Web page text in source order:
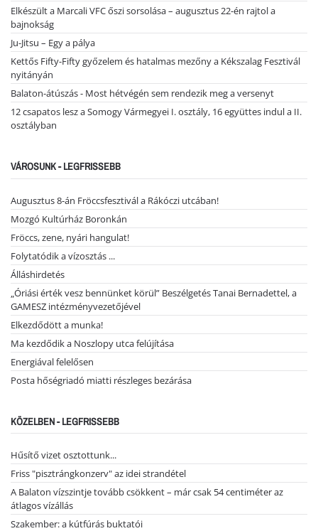
Elkészült a Marcali VFC őszi sorsolása – augusztus 22-én rajtol a
bajnokság
Ju-Jitsu – Egy a pálya
Kettős Fifty-Fifty győzelem és hatalmas mezőny a Kékszalag Fesztivál
nyitányán
Balaton-átúszás - Most hétvégén sem rendezik meg a versenyt
12 csapatos lesz a Somogy Vármegyei I. osztály, 16 együttes indul a II.
osztályban
VÁROSUNK - LEGFRISSEBB
Augusztus 8-án Fröccsfesztivál a Rákóczi utcában!
Mozgó Kultúrház Boronkán
Fröccs, zene, nyári hangulat!
Folytatódik a vízosztás ...
Álláshirdetés
„Óriási érték vesz bennünket körül” Beszélgetés Tanai Bernadettel, a
GAMESZ intézményvezetőjével
Elkezdődött a munka!
Ma kezdődik a Noszlopy utca felújítása
Energiával felelősen
Posta hőségriadó miatti részleges bezárása
KÖZELBEN - LEGFRISSEBB
Hűsítő vizet osztottunk...
Friss "pisztrángkonzerv" az idei strandétel
A Balaton vízszintje tovább csökkent – már csak 54 centiméter az
átlagos vízállás
Szakember: a kútfúrás buktatói